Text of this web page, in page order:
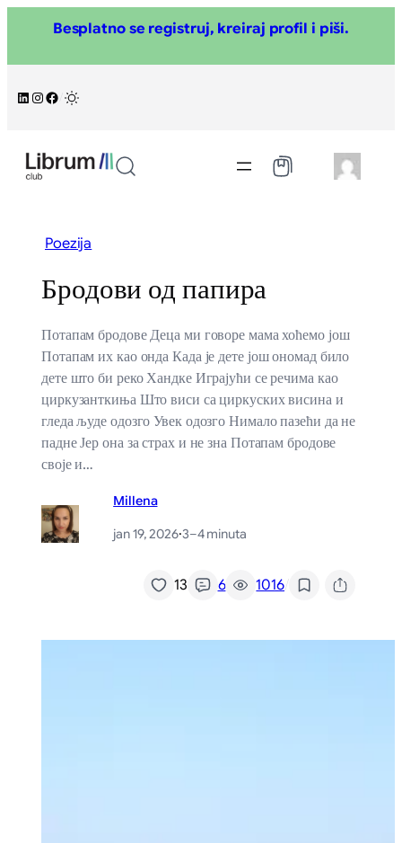
sadržaj
Besplatno se registruj, kreiraj profil i piši.
LinkedIn
Instagram
Facebook
Poezija
Бродови од папира
Потапам бродове Деца ми говоре мама хоћемо још
Потапам их као онда Када је дете још ономад било
дете што би реко Хандке Играјући се речима као
циркузанткиња Што виси са циркуских висина и
гледа људе одозго Увек одозго Нимало пазећи да не
падне Јер она за страх и не зна Потапам бродове
своје и…
Millena
jan 19, 2026·3–4 minuta
13 6 1016/